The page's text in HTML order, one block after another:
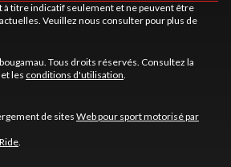
à titre indicatif seulement et ne peuvent être
Veuillez nous consulter pour plus de
Tous droits réservés. Consultez la
et les conditions d'utilisation
de sitesWeb pour sport motorisé par